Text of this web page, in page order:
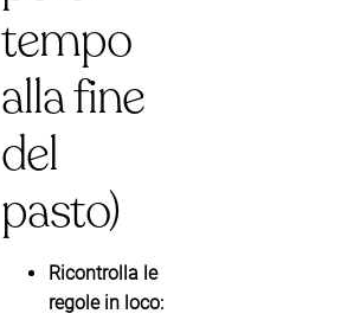
tempo
alla fine
del
pasto)
Ricontrolla le
regole in loco: